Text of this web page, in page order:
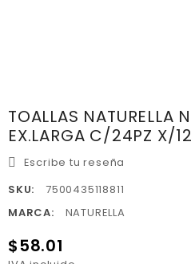
TOALLAS NATURELLA
EX.LARGA C/24PZ X/12
Escribe tu reseña
SKU:
7500435118811
MARCA:
NATURELLA
$58.01